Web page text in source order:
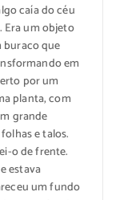
caía do céu
Era um objeto
buraco que
em
por um
planta, com
grande
e talos.
o de frente.
estava
um fundo